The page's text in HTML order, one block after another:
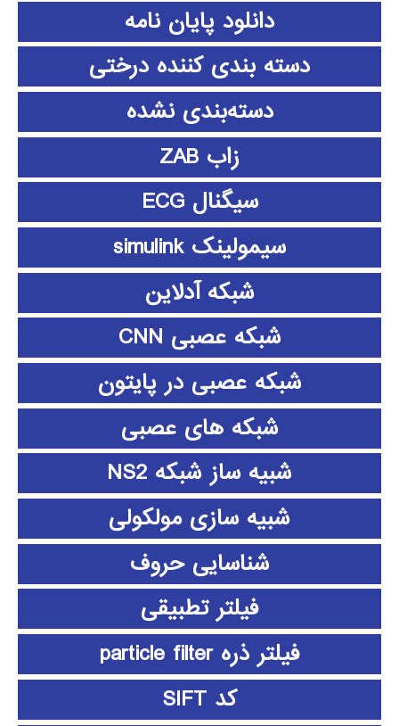
دانلود پايان نامه
دسته بندی کننده درختی
دسته‌بندی نشده
زاب ZAB
سیگنال ECG
سیمولینک simulink
شبکه آدلاین
شبکه عصبی CNN
شبکه عصبی در پایتون
شبکه های عصبی
شبیه ساز شبکه NS2
شبیه سازی مولکولی
شناسایی حروف
فیلتر تطبیقی
فیلتر ذره particle filter
کد SIFT